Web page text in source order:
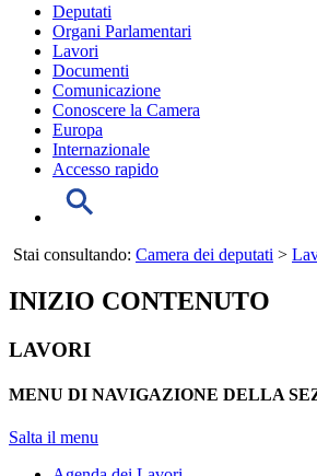
Deputati
Organi Parlamentari
Lavori
Documenti
Comunicazione
Conoscere la Camera
Europa
Internazionale
Accesso rapido
Stai consultando: Camera dei deputati >
INIZIO CONTENUTO
LAVORI
MENU DI NAVIGAZIONE DELLA
Salta il menu